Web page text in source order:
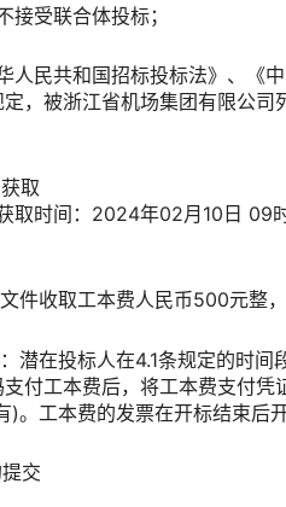
接受联合体投标；
人民共和国招标投标法》、《
定，被浙江省机场集团有限公
取
取时间：2024年02月10日
件收取工本费人民币500元整，
潜在投标人在4.1条规定的时间
付工本费后，将工本费支付
)。工本费的发票在开标结束后开
交